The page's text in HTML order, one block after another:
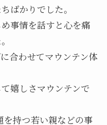
ばかりでした。
事情を話すと心を痛
合わせてマウンテン体
嬉しさマウンテンで
持つ若い親などの事